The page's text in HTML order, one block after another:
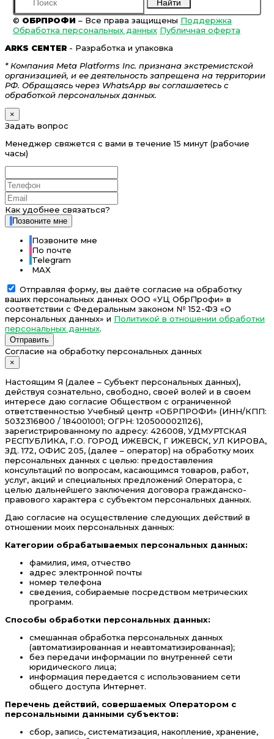
Найти
© ОБРПРОФИ – Все права защищены Поддержка
Обработка персональных данных Публичная оферта
ARKS CENTER - Разработка и упаковка
* Компания Meta Platforms Inc. признана экстремистской
организацией, и ее деятельность запрещена на территории
РФ. Обращаясь через WhatsApp вы соглашаетесь с
обработкой персональных данных.
×
Задать вопрос
Менеджер свяжется с вами в течение 15 минут (рабочие
часы)
Как удобнее связаться?
Позвоните мне
Позвоните мне
По почте
Telegram
MAX
Отправляя форму, вы даёте согласие на обработку
ваших персональных данных ООО «УЦ ОбрПрофи» в
соответствии с Федеральным законом № 152-ФЗ «О
персональных данных» и Политикой в отношении обработки
персональных данных.
Отправить
Согласие на обработку персональных данных
×
Настоящим Я (далее – Субъект персональных данных),
действуя сознательно, свободно, своей волей и в своем
интересе даю согласие Обществом с ограниченной
ответственностью Учебный центр «ОБРПРОФИ» (ИНН/КПП:
5032316800 / 184001001; ОГРН: 1205000021126),
зарегистрированному по адресу: 426008, УДМУРТСКАЯ
РЕСПУБЛИКА, Г.О. ГОРОД ИЖЕВСК, Г ИЖЕВСК, УЛ КИРОВА,
ЗД. 172, ОФИС 205, (далее – оператор) на обработку моих
персональных данных с целью: предоставления
консультаций по вопросам, касающимся товаров, работ,
услуг, акций и специальных предложений Оператора, с
целью дальнейшего заключения договора гражданско-
правового характера с субъектом персональных данных.
Даю согласие на осуществление следующих действий в
отношении моих персональных данных:
Категории обрабатываемых персональных данных:
фамилия, имя, отчество
адрес электронной почты
номер телефона
сведения, собираемые посредством метрических
программ.
Способы обработки персональных данных:
смешанная обработка персональных данных
(автоматизированная и неавтоматизированная);
без передачи информации по внутренней сети
юридического лица;
информация передается с использованием сети
общего доступа Интернет.
Перечень действий, совершаемых Оператором с
персональными данными субъектов:
сбор, запись, систематизация, накопление, хранение,